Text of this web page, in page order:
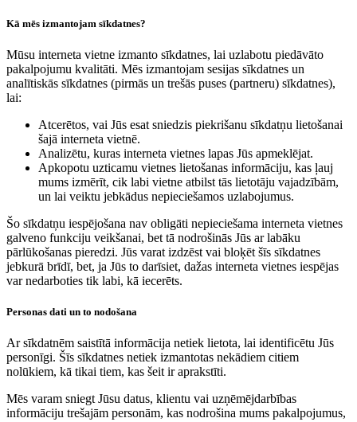
Kā mēs izmantojam sīkdatnes?
Mūsu interneta vietne izmanto sīkdatnes, lai uzlabotu piedāvāto
pakalpojumu kvalitāti. Mēs izmantojam sesijas sīkdatnes un
analītiskās sīkdatnes (pirmās un trešās puses (partneru) sīkdatnes),
lai:
Atcerētos, vai Jūs esat sniedzis piekrišanu sīkdatņu lietošanai
šajā interneta vietnē.
Analizētu, kuras interneta vietnes lapas Jūs apmeklējat.
Apkopotu uzticamu vietnes lietošanas informāciju, kas ļauj
mums izmērīt, cik labi vietne atbilst tās lietotāju vajadzībām,
un lai veiktu jebkādus nepieciešamos uzlabojumus.
Šo sīkdatņu iespējošana nav obligāti nepieciešama interneta vietnes
galveno funkciju veikšanai, bet tā nodrošinās Jūs ar labāku
pārlūkošanas pieredzi. Jūs varat izdzēst vai bloķēt šīs sīkdatnes
jebkurā brīdī, bet, ja Jūs to darīsiet, dažas interneta vietnes iespējas
var nedarboties tik labi, kā iecerēts.
Personas dati un to nodošana
Ar sīkdatnēm saistītā informācija netiek lietota, lai identificētu Jūs
personīgi. Šīs sīkdatnes netiek izmantotas nekādiem citiem
nolūkiem, kā tikai tiem, kas šeit ir aprakstīti.
Mēs varam sniegt Jūsu datus, klientu vai uzņēmējdarbības
informāciju trešajām personām, kas nodrošina mums pakalpojumus,